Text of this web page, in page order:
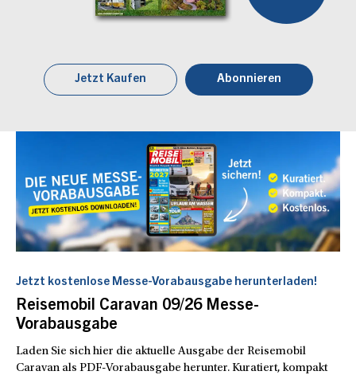
Jetzt Kaufen Abonnieren
Jetzt kostenlose Messe-Vorabausgabe herunterladen!
Reisemobil Caravan 09/26 Messe-
Vorabausgabe
Laden Sie sich hier die aktuelle Ausgabe der Reisemobil
Caravan als PDF-Vorabausgabe herunter. Kuratiert, kompakt